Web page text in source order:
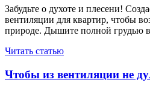
Забудьте о духоте и плесени!
вентиляции для квартир, чтобы
природе. Дышите полной грудью в
Читать статью
Чтобы из вентиляции не